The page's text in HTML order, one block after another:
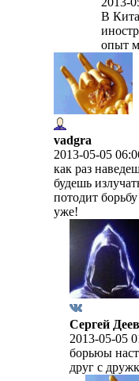
В
опыт
vadgra
2013-05-05
как раз
будешь
потодит
уже!
Сергей Деев
2013-05-05
борьюы
друг с